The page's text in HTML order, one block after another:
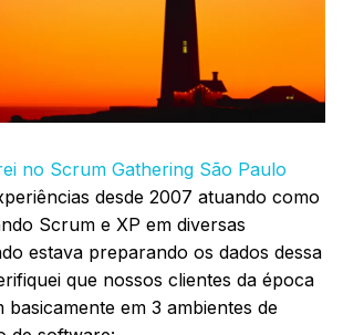
no Scrum Gathering São Paulo
desde 2007 atuando como
Scrum e XP em diversas
estava preparando os dados dessa
que nossos clientes da época
basicamente em 3 ambientes de